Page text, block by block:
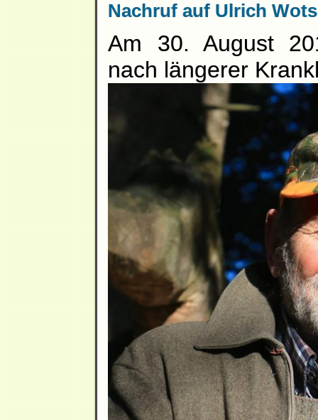
Nachruf auf Ulrich
Am 30. August
nach längerer